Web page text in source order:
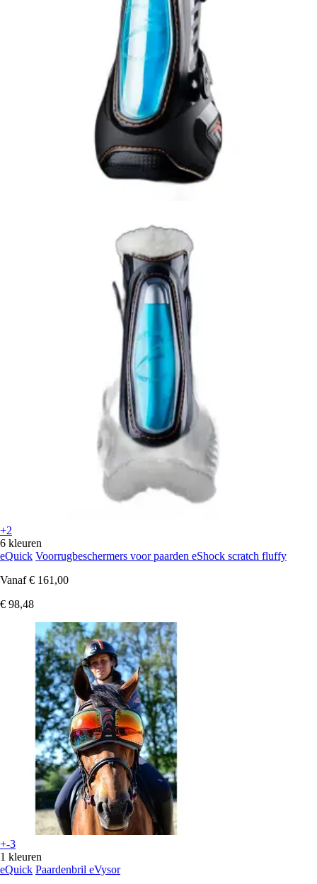
+2
6 kleuren
eQuick Voorrugbeschermers voor paarden eShock scratch fluffy
Vanaf € 161,00
€ 98,48
+-3
1 kleuren
eQuick Paardenbril eVysor